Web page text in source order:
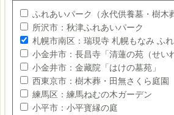
ふれあいパーク（永代供養墓・樹木
所沢市：秋津ふれあいパーク
札幌市南区：瑞現寺 札幌もなみ ふ
小金井市：長昌寺「清蓮の苑（せい
小金井市：金藏院「はけの墓苑」
西東京市：樹木葬・田無さくら庭園
練馬区：練馬ねむの木ガーデン
小平市：小平寳縁の庭